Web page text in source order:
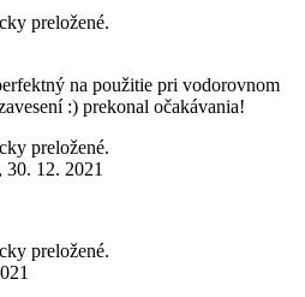
preložené.
na použitie pri vodorovnom
:) prekonal očakávania!
preložené.
, 30. 12. 2021
preložené.